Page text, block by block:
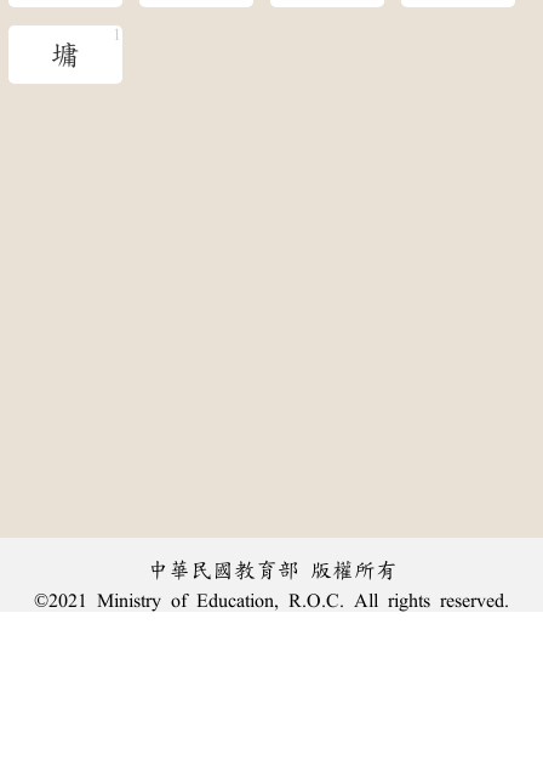
墉
中華民國教育部 版權所有
©2021 Ministry of Education, R.O.C. All rights reserved.